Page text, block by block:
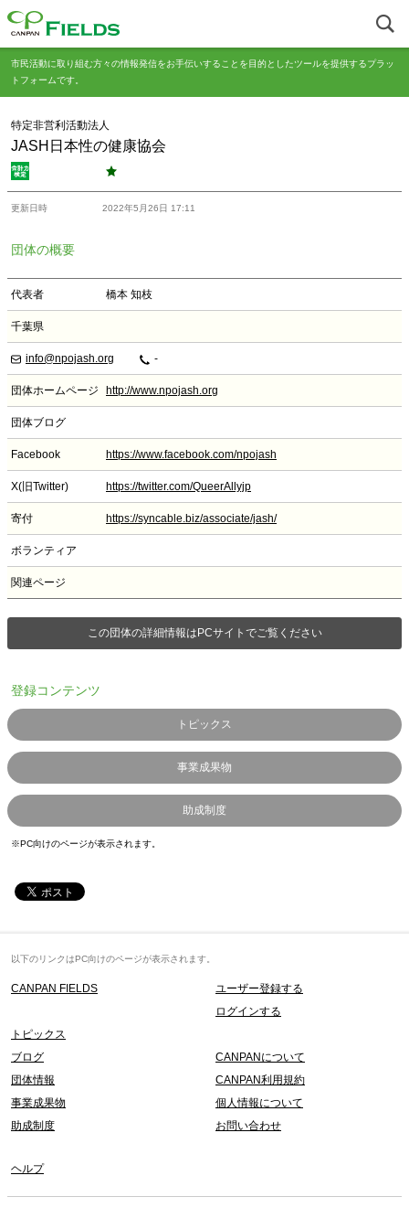
市民活動に取り組む方々の情報発信をお手伝いすることを目的としたツールを提供するプラッ
トフォームです。
特定非営利活動法人
JASH日本性の健康協会
更新日時 2022年5月26日 17:11
団体の概要
代表者 橋本 知枝
千葉県
info@npojash.org -
団体ホームページ http://www.npojash.org
団体ブログ
Facebook https://www.facebook.com/npojash
X(旧Twitter) https://twitter.com/QueerAllyjp
寄付 https://syncable.biz/associate/jash/
ボランティア
関連ページ
この団体の詳細情報はPCサイトでご覧ください
登録コンテンツ
トピックス
事業成果物
助成制度
※PC向けのページが表示されます。
以下のリンクはPC向けのページが表示されます。
CANPAN FIELDS
ユーザー登録する
ログインする
トピックス
ブログ
団体情報
事業成果物
助成制度
CANPANについて
CANPAN利用規約
個人情報について
お問い合わせ
ヘルプ